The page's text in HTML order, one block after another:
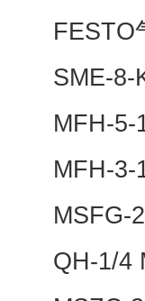
FESTO
SME-8-
MFH-5-
MFH-3-
MSFG-
QH-1/4